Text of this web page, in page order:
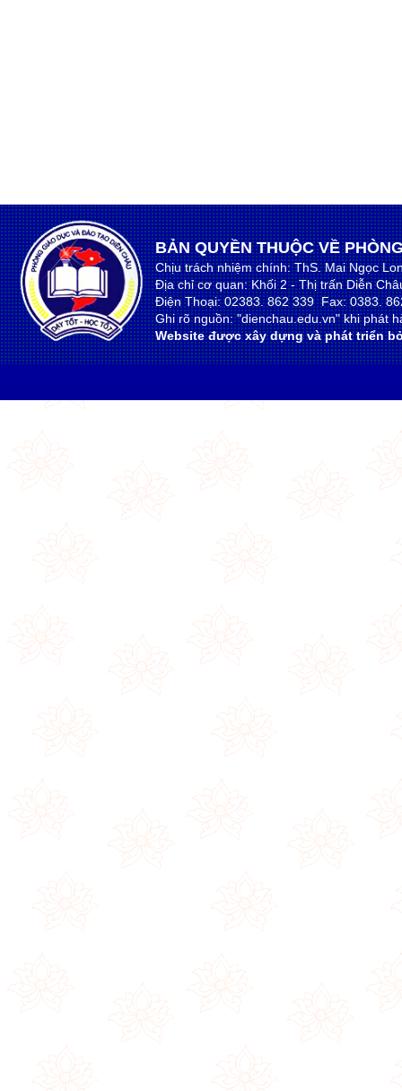
BẢN QUYỀN THUỘC VỀ
Chịu trách nhiệm chính: ThS. Mai Ngọc
Địa chỉ cơ quan: Khối 2 - Thị trấn Diễn
Điện Thoại: 02383. 862 339 Fax: 0383.
Ghi rõ nguồn: "dienchau.edu.vn" khi phát
Website được xây dựng và phát triển